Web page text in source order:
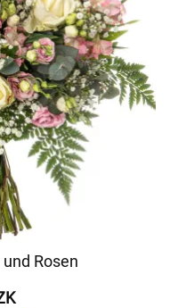
Rosen